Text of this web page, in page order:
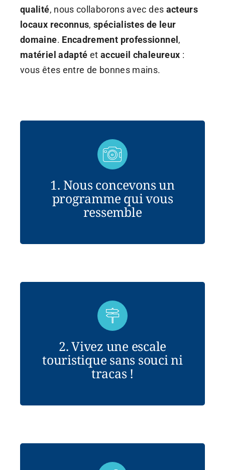
qualité, nous collaborons avec des acteurs
locaux reconnus,spécialistes de leur
domaine. Encadrement professionnel,
matériel adapté et accueil chaleureux :
vous êtes entre de bonnes mains.
1. Nous concevons un
programme qui vous
ressemble
2. Vivez une escale
touristique sans souci ni
tracas !